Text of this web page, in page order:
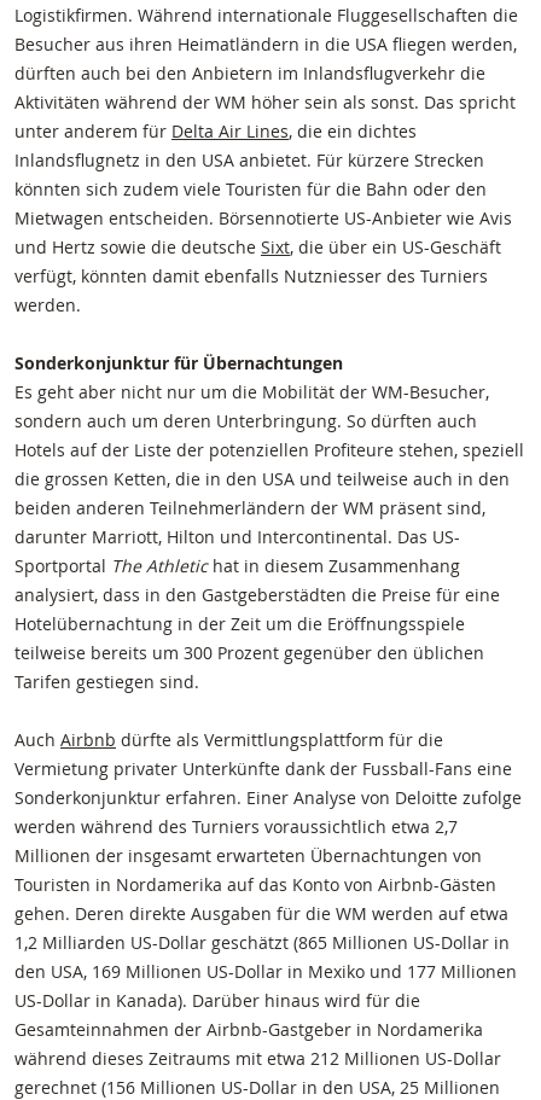
Logistikfirmen. Während internationale Fluggesellschaften die
Besucher aus ihren Heimatländern in die USA fliegen werden,
dürften auch bei den Anbietern im Inlandsflugverkehr die
Aktivitäten während der WM höher sein als sonst. Das spricht
unter anderem für Delta Air Lines, die ein dichtes
Inlandsflugnetz in den USA anbietet. Für kürzere Strecken
könnten sich zudem viele Touristen für die Bahn oder den
Mietwagen entscheiden. Börsennotierte US-Anbieter wie Avis
und Hertz sowie die deutsche Sixt, die über ein US-Geschäft
verfügt, könnten damit ebenfalls Nutzniesser des Turniers
werden.
Sonderkonjunktur für Übernachtungen
Es geht aber nicht nur um die Mobilität der WM-Besucher,
sondern auch um deren Unterbringung. So dürften auch
Hotels auf der Liste der potenziellen Profiteure stehen, speziell
die grossen Ketten, die in den USA und teilweise auch in den
beiden anderen Teilnehmerländern der WM präsent sind,
darunter Marriott, Hilton und Intercontinental. Das US-
Sportportal The Athletichat in diesem Zusammenhang
analysiert, dass in den Gastgeberstädten die Preise für eine
Hotelübernachtung in der Zeit um die Eröffnungsspiele
teilweise bereits um 300 Prozent gegenüber den üblichen
Tarifen gestiegen sind.
Auch Airbnb dürfte als Vermittlungsplattform für die
Vermietung privater Unterkünfte dank der Fussball-Fans eine
Sonderkonjunktur erfahren. Einer Analyse von Deloitte zufolge
werden während des Turniers voraussichtlich etwa 2,7
Millionen der insgesamt erwarteten Übernachtungen von
Touristen in Nordamerika auf das Konto von Airbnb-Gästen
gehen. Deren direkte Ausgaben für die WM werden auf etwa
1,2 Milliarden US-Dollar geschätzt (865 Millionen US-Dollar in
den USA, 169 Millionen US-Dollar in Mexiko und 177 Millionen
US-Dollar in Kanada). Darüber hinaus wird für die
Gesamteinnahmen der Airbnb-Gastgeber in Nordamerika
während dieses Zeitraums mit etwa 212 Millionen US-Dollar
gerechnet (156 Millionen US-Dollar in den USA, 25 Millionen